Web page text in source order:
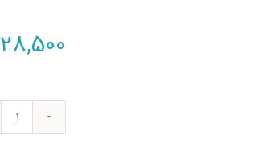
28,500
لوله